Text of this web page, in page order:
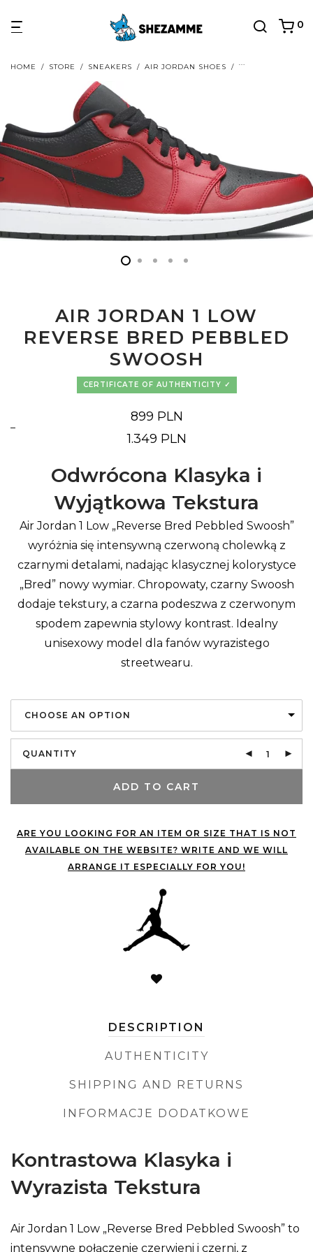
0
HOME / STORE / SNEAKERS / AIR JORDAN SHOES / AIR JORDAN 1
AIR JORDAN 1 LOW
REVERSE BRED PEBBLED
SWOOSH
CERTIFICATE OF AUTHENTICITY
899 PLN
–
1.349 PLN
Price
1.349 PLNOdwrócona Klasyka i
Wyjątkowa Tekstura
Air Jordan 1 Low „Reverse Bred Pebbled Swoosh”
wyróżnia się intensywną czerwoną cholewką z
czarnymi detalami, nadając klasycznej kolorystyce
„Bred” nowy wymiar. Chropowaty, czarny Swoosh
dodaje tekstury, a czarna podeszwa z czerwonym
spodem zapewnia stylowy kontrast. Idealny
unisexowy model dla fanów wyrazistego
streetwearu.
CHOOSE AN OPTION
QUANTITY
ADD TO CART
ARE YOU LOOKING FOR AN ITEM OR SIZE THAT IS NOT
AVAILABLE ON THE WEBSITE? WRITE AND WE WILL
ARRANGE IT ESPECIALLY FOR YOU!
DESCRIPTION
AUTHENTICITY
SHIPPING AND RETURNS
INFORMACJE DODATKOWE
Kontrastowa Klasyka i
Wyrazista Tekstura
Air Jordan 1 Low „Reverse Bred Pebbled Swoosh” to
intensywne połączenie czerwieni i czerni, z